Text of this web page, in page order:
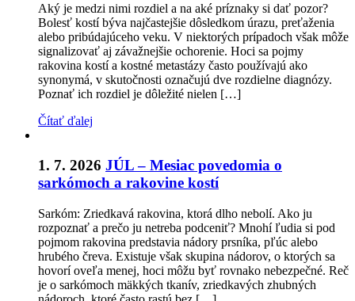
Aký je medzi nimi rozdiel a na aké príznaky si dať pozor?
Bolesť kostí býva najčastejšie dôsledkom úrazu, preťaženia
alebo pribúdajúceho veku. V niektorých prípadoch však môže
signalizovať aj závažnejšie ochorenie. Hoci sa pojmy
rakovina kostí a kostné metastázy často používajú ako
synonymá, v skutočnosti označujú dve rozdielne diagnózy.
Poznať ich rozdiel je dôležité nielen […]
Čítať ďalej
1. 7. 2026 JÚL – Mesiac povedomia o
sarkómoch a rakovine kostí
Sarkóm: Zriedkavá rakovina, ktorá dlho nebolí. Ako ju
rozpoznať a prečo ju netreba podceniť? Mnohí ľudia si pod
pojmom rakovina predstavia nádory prsníka, pľúc alebo
hrubého čreva. Existuje však skupina nádorov, o ktorých sa
hovorí oveľa menej, hoci môžu byť rovnako nebezpečné. Reč
je o sarkómoch mäkkých tkanív, zriedkavých zhubných